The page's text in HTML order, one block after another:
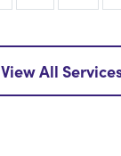
View All